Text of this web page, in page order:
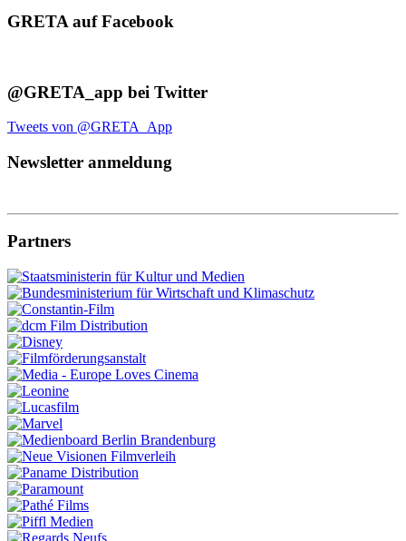
GRETA auf Facebook
@GRETA_app bei Twitter
Tweets von @GRETA_App
Newsletter anmeldung
Partners